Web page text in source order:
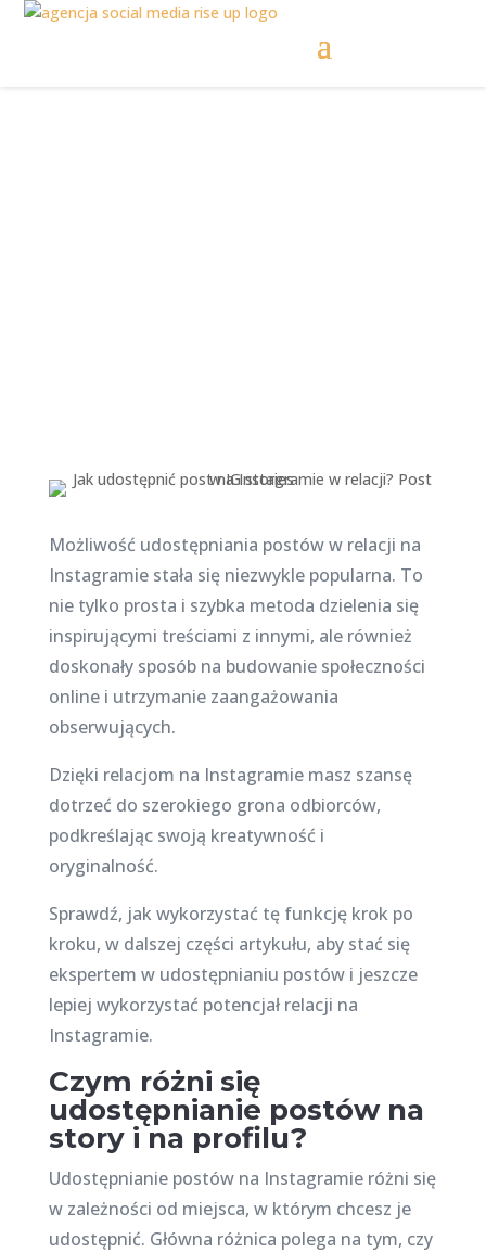
Możliwość udostępniania postów w relacji na
Instagramie stała się niezwykle popularna. To
nie tylko prosta i szybka metoda dzielenia się
inspirującymi treściami z innymi, ale również
doskonały sposób na budowanie społeczności
online i utrzymanie zaangażowania
obserwujących.
Dzięki relacjom na Instagramie masz szansę
dotrzeć do szerokiego grona odbiorców,
podkreślając swoją kreatywność i
oryginalność.
Sprawdź, jak wykorzystać tę funkcję krok po
kroku, w dalszej części artykułu, aby stać się
ekspertem w udostępnianiu postów i jeszcze
lepiej wykorzystać potencjał relacji na
Instagramie.
Czym różni się
udostępnianie postów na
story i na profilu?
Udostępnianie postów na Instagramie różni się
w zależności od miejsca, w którym chcesz je
udostępnić. Główna różnica polega na tym, czy